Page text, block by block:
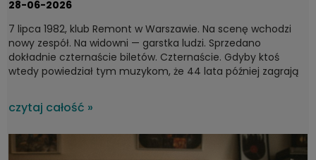
28-06-2026
7 lipca 1982, klub Remont w Warszawie. Na scenę wchodzi
nowy zespół. Na widowni — garstka ludzi. Sprzedano
dokładnie czternaście biletów. Czternaście. Gdyby ktoś
wtedy powiedział tym muzykom, że 44 lata później zagrają
by się roześmiali. A jednak. Bo Kult to jeden z tych zespołów,
który bez wątpienia można zaliczyć do fundamentów
współtworzeniu rodzimej sceny.
czytaj całość »